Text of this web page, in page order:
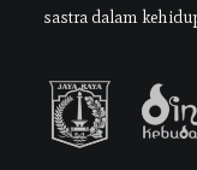
sastra dalam